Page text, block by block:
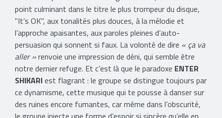
point culminant dans le titre le plus trompeur du disque,
"It’s OK", aux tonalités plus douces, à la mélodie et
l’approche apaisantes, aux paroles pleines d’auto-
persuasion qui sonnent si faux. La volonté de dire « ça va
aller »renvoie une impression de déni, qui semble être
notre dernier refuge. Et c’est là que le paradoxe ENTER
SHIKARIest flagrant : le groupe se distingue toujours par
ce dynamisme, cette musique qui te pousse à danser sur
des ruines encore fumantes, car même dans l’obscurité,